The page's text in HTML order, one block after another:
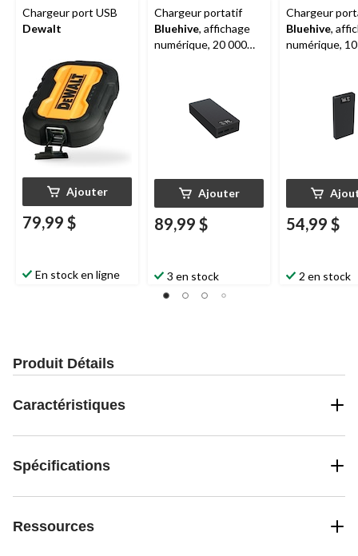
Chargeur port USB
Dewalt
Ajouter
79,99 $
En stock en ligne
Chargeur portatif
Bluehive, affichage
numérique, 20 000
Ajouter
89,99 $
3 en stock
Chargeur
Bluehive,
numérique,
54,99 $
2 en stock
Produit Détails
Caractéristiques
Spécifications
Ressources